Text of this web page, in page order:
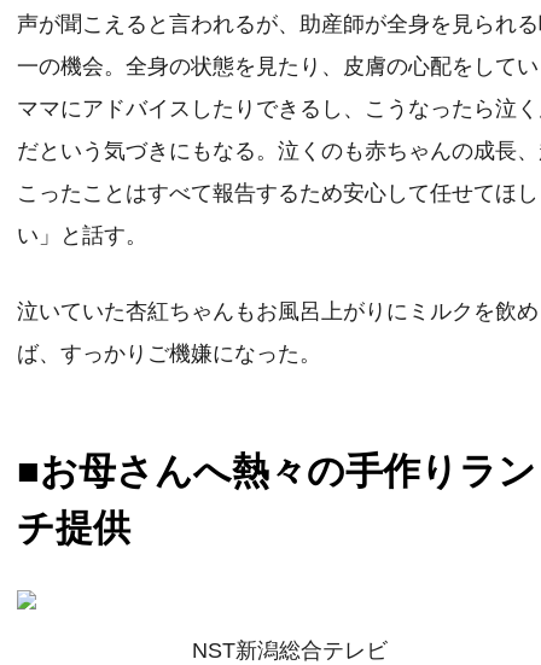
声が聞こえると言われるが、助産師が全身を見られ
一の機会。全身の状態を見たり、皮膚の心配をして
ママにアドバイスしたりできるし、こうなったら泣
だという気づきにもなる。泣くのも赤ちゃんの成長
こったことはすべて報告するため安心して任せてほし
い」と話す。
泣いていた杏紅ちゃんもお風呂上がりにミルクを飲め
ば、すっかりご機嫌になった。
■お母さんへ熱々の手作りラン
チ提供
NST新潟総合テレビ